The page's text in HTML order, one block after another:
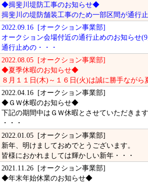
◆揖斐川堤防工事のお知らせ◆
揖斐川の堤防舗装工事のため一部区間が通行止
2022.09.16 [オークション事業部]
オークション会場付近の通行止めのお知らせ
通行止めの・・・
2022.08.05 [オークション事業部]
◆夏季休暇のお知らせ◆
８月１１日(木)～１６日(火)は誠に勝手ながら
2022.04.16 [オークション事業部]
◆ＧＷ休暇のお知らせ◆
下記の期間中はＧＷ休暇とさせていただきます
・・・
2022.01.05 [オークション事業部]
新年、明けましておめでとうございます。
皆様におかれましては輝かしい新年・・・
2021.11.26 [オークション事業部]
◆年末年始休業のお知らせ◆